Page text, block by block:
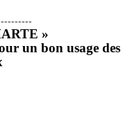
»
un bon usage des